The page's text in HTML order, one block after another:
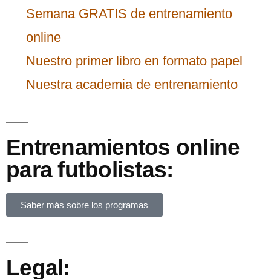
Semana GRATIS de entrenamiento
online
Nuestro primer libro en formato papel
Nuestra academia de entrenamiento
Entrenamientos online
para futbolistas:
Saber más sobre los programas
Legal: